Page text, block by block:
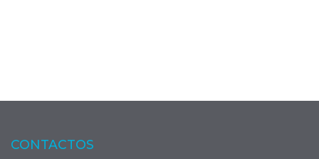
CONTACTOS